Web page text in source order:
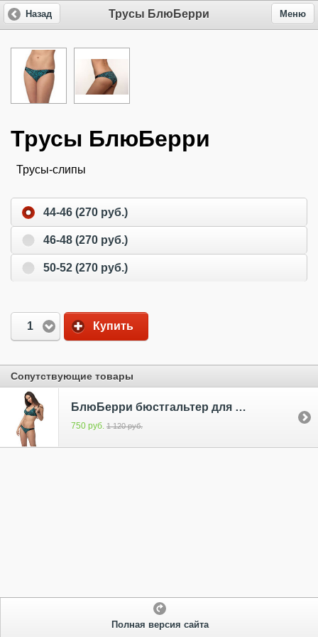
Трусы БлюБерри
Назад Меню
Трусы БлюБерри
Трусы-слипы
44-46 (270 руб.)
46-48 (270 руб.)
50-52 (270 руб.)
1 Купить
Сопутствующие товары
БлюБерри бюстгальтер для кормящих на кости
750 руб. 1 120 руб.
Полная версия сайта